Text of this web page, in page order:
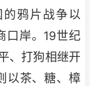
鸦片战争以
口岸。19世纪
、打狗相继开
以茶、糖、樟